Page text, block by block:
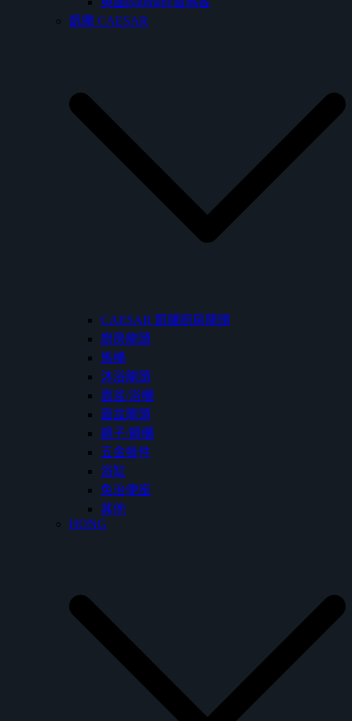
凱撒 CAESAR
CAESAR 凱薩廚房龍頭
廚房龍頭
馬桶
沐浴龍頭
面盆/浴櫃
面盆龍頭
鏡子/鏡櫃
五金掛件
浴缸
免治便座
其他
HONG